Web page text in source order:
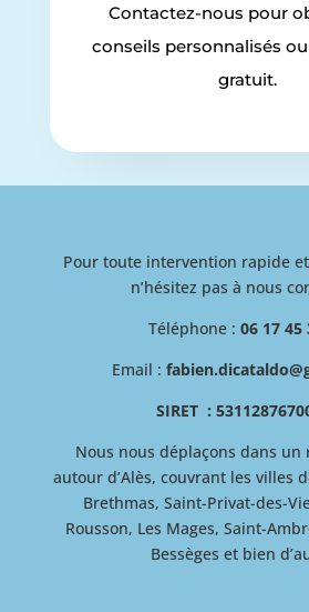
Contactez-nous pour
conseils personnalisés
gratuit.
Pour toute intervention rapide
n’hésitez pas à nous
Téléphone :06 17 45
Email :
SIRET :
Nous nous déplaçons dans un
autour d’Alès, couvrant les villes
Brethmas, Saint-Privat-des-
Rousson, Les Mages, Saint-
Bessèges et bien